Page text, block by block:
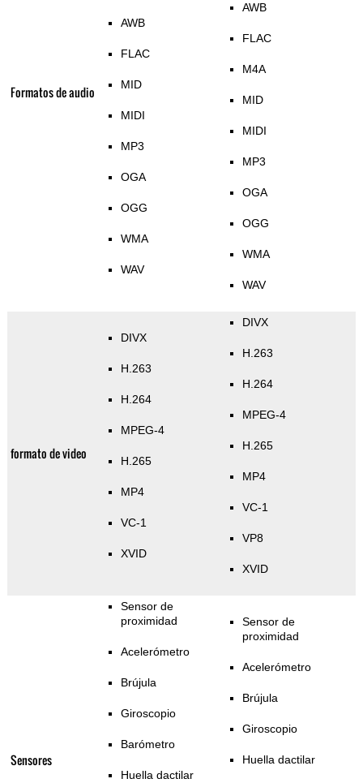
Formatos de audio
AWB
FLAC
MID
MIDI
MP3
OGA
OGG
WMA
WAV
AWB
FLAC
M4A
MID
MIDI
MP3
OGA
OGG
WMA
WAV
formato de video
DIVX
H.263
H.264
MPEG-4
H.265
MP4
VC-1
XVID
DIVX
H.263
H.264
MPEG-4
H.265
MP4
VC-1
VP8
XVID
Sensores
Sensor de
proximidad
Acelerómetro
Brújula
Giroscopio
Barómetro
Huella dactilar
Sensor de
proximidad
Acelerómetro
Brújula
Giroscopio
Huella dactilar